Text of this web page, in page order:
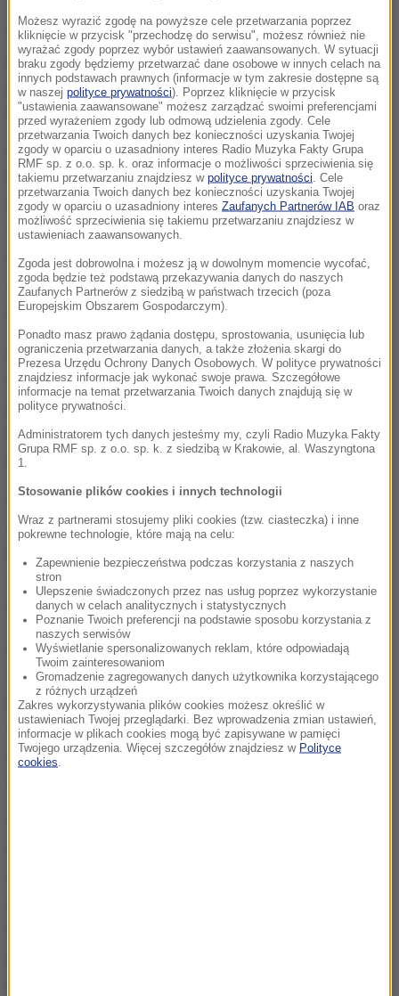
Wirus Zika, na który nie ma szczepionki, może być
przenoszony przez krew. Dotychczas nie
potwierdzono, by był przenoszony także drogą
płciową.
Obecność wirusa stwierdzono ostatnio w ok. 20
krajach, a największe ogniska odnotowano w
Brazylii, Kolumbii, Salwadorze, Panamie i Republice
Zielonego Przylądka. W poniedziałek Światowa
Organizacja Zdrowia (WHO) alarmowała, iż oczekuje
się, że wirus rozprzestrzeni się na wszystkie kraje
Ameryki, oprócz Kanady i Chile.
Najbardziej dotkniętym państwem jest Brazylia,
gdzie od października ub.r. wykryto 3,9 tys.
przypadków małogłowia u niemowląt i 49 zgonów
niemowląt, które miały wady wrodzone. W pięciu
przypadkach potwierdzono obecność wirusa Zika.
W ostatnich dniach pojawiły się także doniesienia o
stwierdzeniu obecności tego wirusa u europejskich
turystów, którzy przebywali w Ameryce Południowej;
chodzi o trzech Brytyjczyków, 10 Holendrów,
Duńczyka i Szweda.
W piątek prezydent Brazylii Dilma Rousseff ogłosiła
ogólnokrajową kampanię przeciwko wirusowi.
Przewiduje ona m.in. likwidację rejonów wylęgania
się przenoszących wirus moskitów i obejmuje
wszystkie federalne placówki oświatowe, ośrodki
Możesz wyrazić zgodę na powyższe cele przetwarzania poprzez
kliknięcie w przycisk "przechodzę do serwisu", możesz również nie
wyrażać zgody poprzez wybór ustawień zaawansowanych. W sytuacji
braku zgody będziemy przetwarzać dane osobowe w innych celach na
innych podstawach prawnych (informacje w tym zakresie dostępne są
w naszej polityce prywatności). Poprzez kliknięcie w przycisk
"ustawienia zaawansowane" możesz zarządzać swoimi preferencjami
przed wyrażeniem zgody lub odmową udzielenia zgody. Cele
przetwarzania Twoich danych bez konieczności uzyskania Twojej
zgody w oparciu o uzasadniony interes Radio Muzyka Fakty Grupa
RMF sp. z o.o. sp. k. oraz informacje o możliwości sprzeciwienia się
takiemu przetwarzaniu znajdziesz w polityce prywatności . Cele
przetwarzania Twoich danych bez konieczności uzyskania Twojej
zgody w oparciu o uzasadniony interes Zaufanych Partnerów IAB oraz
możliwość sprzeciwienia się takiemu przetwarzaniu znajdziesz w
ustawieniach zaawansowanych.
Zgoda jest dobrowolna i możesz ją w dowolnym momencie wycofać,
zgoda będzie też podstawą przekazywania danych do naszych
Zaufanych Partnerów z siedzibą w państwach trzecich (poza
Europejskim Obszarem Gospodarczym).
Ponadto masz prawo żądania dostępu, sprostowania, usunięcia lub
ograniczenia przetwarzania danych, a także złożenia skargi do
Prezesa Urzędu Ochrony Danych Osobowych. W polityce prywatności
znajdziesz informacje jak wykonać swoje prawa. Szczegółowe
informacje na temat przetwarzania Twoich danych znajdują się w
polityce prywatności.
Administratorem tych danych jesteśmy my, czyli Radio Muzyka Fakty
Grupa RMF sp. z o.o. sp. k. z siedzibą w Krakowie, al. Waszyngtona
1.
Stosowanie plików cookies i innych technologii
Wraz z partnerami stosujemy pliki cookies (tzw. ciasteczka) i inne
pokrewne technologie, które mają na celu:
Zapewnienie bezpieczeństwa podczas korzystania z naszych
stron
Ulepszenie świadczonych przez nas usług poprzez wykorzystanie
danych w celach analitycznych i statystycznych
Poznanie Twoich preferencji na podstawie sposobu korzystania z
naszych serwisów
Wyświetlanie spersonalizowanych reklam, które odpowiadają
Twoim zainteresowaniom
Gromadzenie zagregowanych danych użytkownika korzystającego
z różnych urządzeń
Zakres wykorzystywania plików cookies możesz określić w
ustawieniach Twojej przeglądarki. Bez wprowadzenia zmian ustawień,
informacje w plikach cookies mogą być zapisywane w pamięci
Twojego urządzenia. Więcej szczegółów znajdziesz w Polityce
cookies